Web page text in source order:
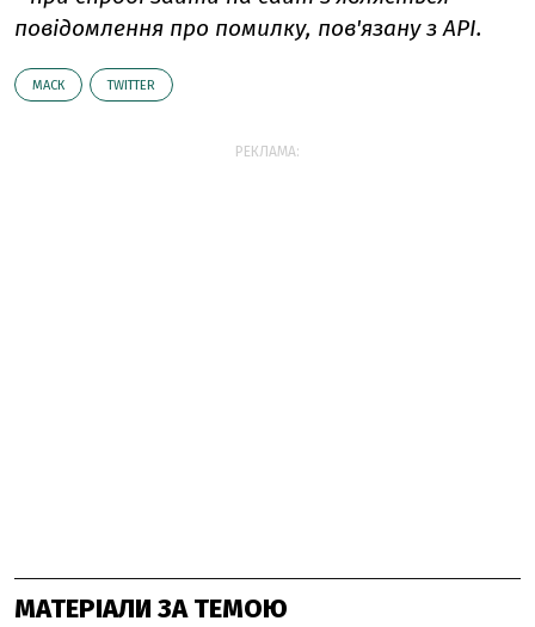
повідомлення про помилку, пов'язану з API.
МАСК TWITTER
РЕКЛАМА:
МАТЕРІАЛИ ЗА ТЕМОЮ